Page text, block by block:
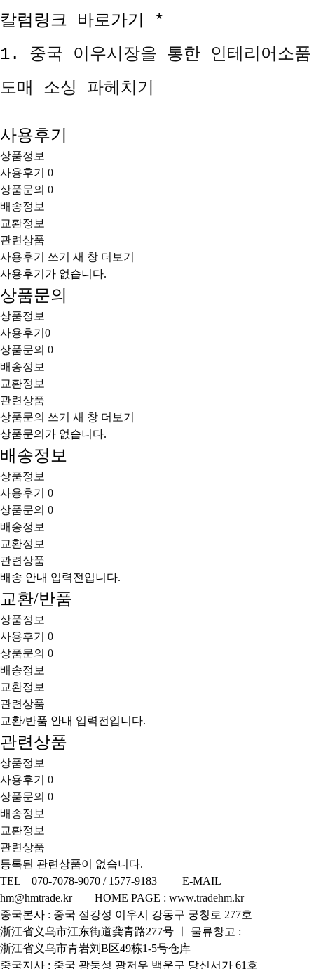
칼럼링크 바로가기 *
1. 중국 이우시장을 통한 인테리어소품
도매 소싱 파헤치기
사용후기
상품정보
사용후기 0
상품문의 0
배송정보
교환정보
관련상품
사용후기 쓰기
새 창 더보기
사용후기가 없습니다.
상품문의
상품정보
사용후기 0
상품문의 0
배송정보
교환정보
관련상품
상품문의 쓰기
새 창 더보기
상품문의가 없습니다.
배송정보
상품정보
사용후기 0
상품문의 0
배송정보
교환정보
관련상품
배송 안내 입력전입니다.
교환/반품
상품정보
사용후기 0
상품문의 0
배송정보
교환정보
관련상품
교환/반품 안내 입력전입니다.
관련상품
상품정보
사용후기 0
상품문의 0
배송정보
교환정보
관련상품
등록된 관련상품이 없습니다.
TEL 070-7078-9070 / 1577-9183 E-MAIL
hm@hmtrade.kr HOME PAGE : www.tradehm.kr
중국본사 : 중국 절강성 이우시 강동구 궁칭로 277호
浙江省义乌市江东街道龚青路277号 ㅣ 물류창고 :
浙江省义乌市青岩刘B区49栋1-5号仓库
중국지사 : 중국 광둥성 광저우 백운구 당신서가 61호